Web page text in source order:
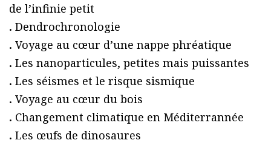
de l’infinie petit
. Dendrochronologie
. Voyage au cœur d’une nappe phréatique
. Les nanoparticules, petites mais puissantes
. Les séismes et le risque sismique
. Voyage au cœur du bois
. Changement climatique en Méditerrannée
. Les œufs de dinosaures